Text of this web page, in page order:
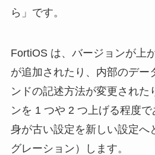
ら」です。
FortiOS は、バージョンが上
が追加されたり、内部のデー
ンドの記述方法が変更された
ンを 1 つや 2 つ上げる程度
身が古い設定を新しい設定へ
グレーション）します。